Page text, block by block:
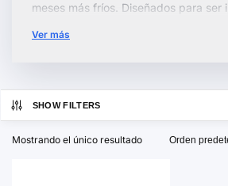
meses más fríos. Diseñados para ser
ocupar espacio en el suelo.
silencioso
Ver más
SHOW FILTERS
Mostrando el único resultado